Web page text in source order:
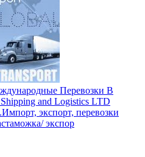
Перевозки В
and Logistics LTD
экспорт, перевозки
экспор